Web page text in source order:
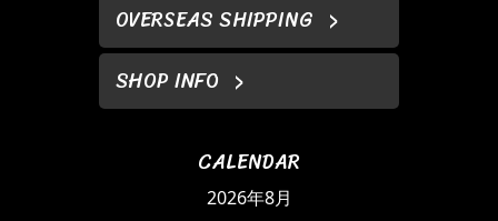
OVERSEAS SHIPPING
SHOP INFO
CALENDAR
2026年8月